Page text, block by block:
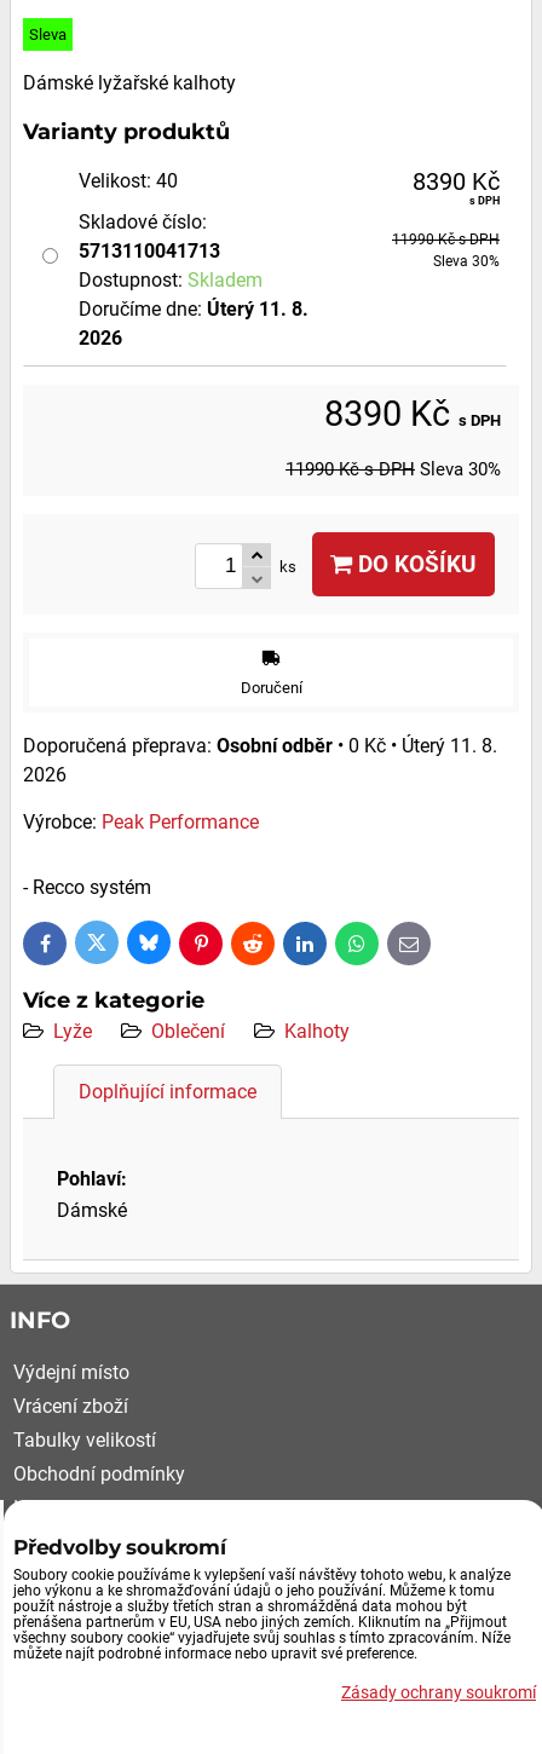
Sleva
Dámské lyžařské kalhoty
Varianty produktů
Velikost: 40
Skladové číslo:
5713110041713
Dostupnost: Skladem
Doručíme dne: Úterý 11. 8.
2026
8390 Kč
s DPH
11990 Kč s DPH
Sleva 30%
8390 Kč s DPH
11990 Kč s DPH Sleva 30%
ks DO KOŠÍKU
Doručení
Osobní odběr • 0 Kč • Úterý 11. 8.
2026
Výrobce: Peak Performance
- Recco systém
FacebookTwitter BlueskyPinterestReddit LinkedInWhatsApp
E-
mail
Více z kategorie
Lyže Oblečení Kalhoty
Doplňující informace
Pohlaví:
Dámské
INFO
Výdejní místo
Vrácení zboží
Tabulky velikostí
Obchodní podmínky
Kariéra
Reklamační řád
VÝDEJNÍ MÍSTO, VRÁCENÍ ZBOŽÍ
Průmyslová 492/29
Předvolby soukromí
Soubory cookie používáme k vylepšení vaší návštěvy tohoto webu, k analýze
jeho výkonu a ke shromažďování údajů o jeho používání. Můžeme k tomu
použít nástroje a služby třetích stran a shromážděná data mohou být
přenášena partnerům v EU, USA nebo jiných zemích. Kliknutím na „Přijmout
všechny soubory cookie“ vyjadřujete svůj souhlas s tímto zpracováním. Níže
můžete najít podrobné informace nebo upravit své preference.
Zásady ochrany soukromí